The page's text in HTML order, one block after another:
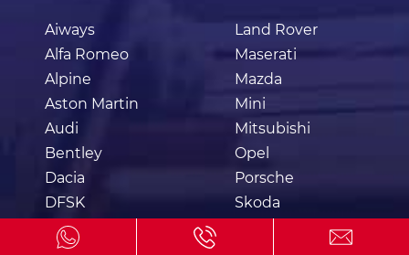
Aiways
Alfa Romeo
Alpine
Aston Martin
Audi
Bentley
Dacia
DFSK
DS
Land Rover
Maserati
Mazda
Mini
Mitsubishi
Opel
Porsche
Skoda